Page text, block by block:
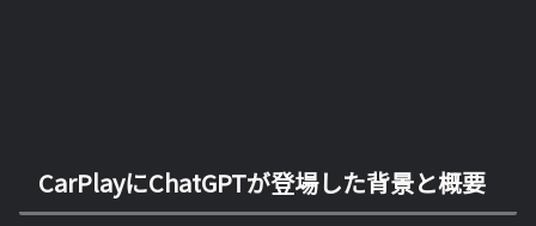
CarPlayにChatGPTが登場した背景と概要